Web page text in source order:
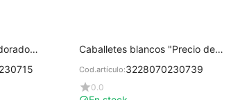
Caballetes blancos "Precio de
Cod.artículo:3228070230739
0.0